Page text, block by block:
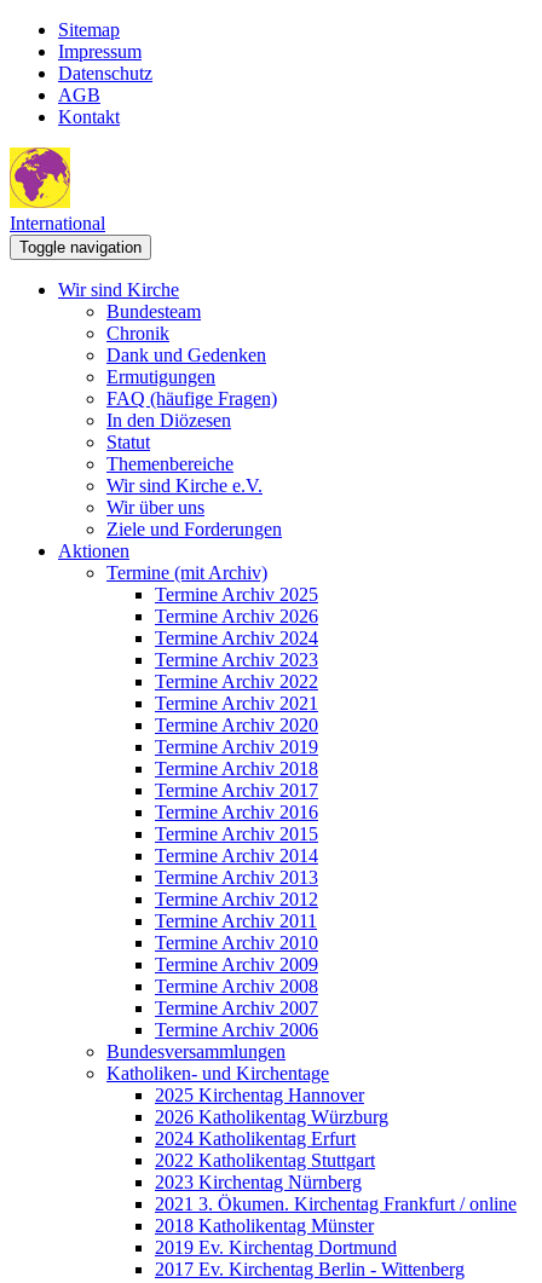
Sitemap
Impressum
Datenschutz
AGB
Kontakt
International
Toggle navigation
Wir sind Kirche
Bundesteam
Chronik
Dank und Gedenken
Ermutigungen
FAQ (häufige Fragen)
In den Diözesen
Statut
Themenbereiche
Wir sind Kirche e.V.
Wir über uns
Ziele und Forderungen
Aktionen
Termine (mit Archiv)
Termine Archiv 2025
Termine Archiv 2026
Termine Archiv 2024
Termine Archiv 2023
Termine Archiv 2022
Termine Archiv 2021
Termine Archiv 2020
Termine Archiv 2019
Termine Archiv 2018
Termine Archiv 2017
Termine Archiv 2016
Termine Archiv 2015
Termine Archiv 2014
Termine Archiv 2013
Termine Archiv 2012
Termine Archiv 2011
Termine Archiv 2010
Termine Archiv 2009
Termine Archiv 2008
Termine Archiv 2007
Termine Archiv 2006
Bundesversammlungen
Katholiken- und Kirchentage
2025 Kirchentag Hannover
2026 Katholikentag Würzburg
2024 Katholikentag Erfurt
2022 Katholikentag Stuttgart
2023 Kirchentag Nürnberg
2021 3. Ökumen. Kirchentag Frankfurt / online
2018 Katholikentag Münster
2019 Ev. Kirchentag Dortmund
2017 Ev. Kirchentag Berlin - Wittenberg